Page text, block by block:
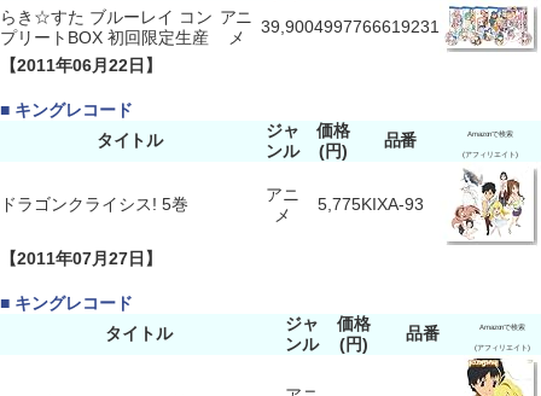
らき☆すた ブルーレイ コン
プリートBOX 初回限定生産
アニ
メ
39,9004997766619231
【2011年06月22日】
■ キングレコード
タイトル
ジャ
ンル
価格
(円)
品番 Amazonで検索
(アフィリエイト)
ドラゴンクライシス! 5巻
アニ
メ
5,775KIXA-93
【2011年07月27日】
■ キングレコード
タイトル
ジャ
ンル
価格
(円)
品番 Amazonで検索
(アフィリエイト)